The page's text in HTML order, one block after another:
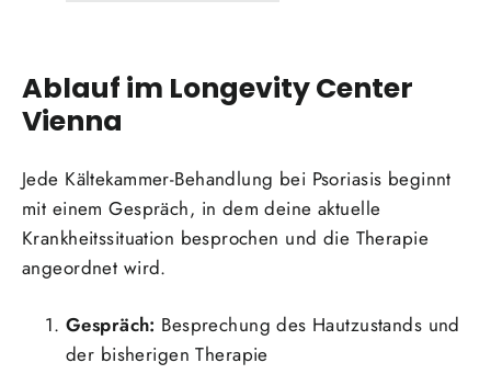
Ablauf im Longevity Center
Vienna
Jede Kältekammer-Behandlung bei Psoriasis beginnt
mit einem Gespräch, in dem deine aktuelle
Krankheitssituation besprochen und die Therapie
angeordnet wird.
Gespräch: Besprechung des Hautzustands und
der bisherigen Therapie